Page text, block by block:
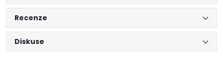
Recenze
Diskuse